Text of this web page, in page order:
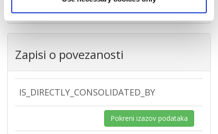
Zapisi o povezanosti
IS_DIRECTLY_CONSOLIDATED_BY
Pokreni izazov podataka